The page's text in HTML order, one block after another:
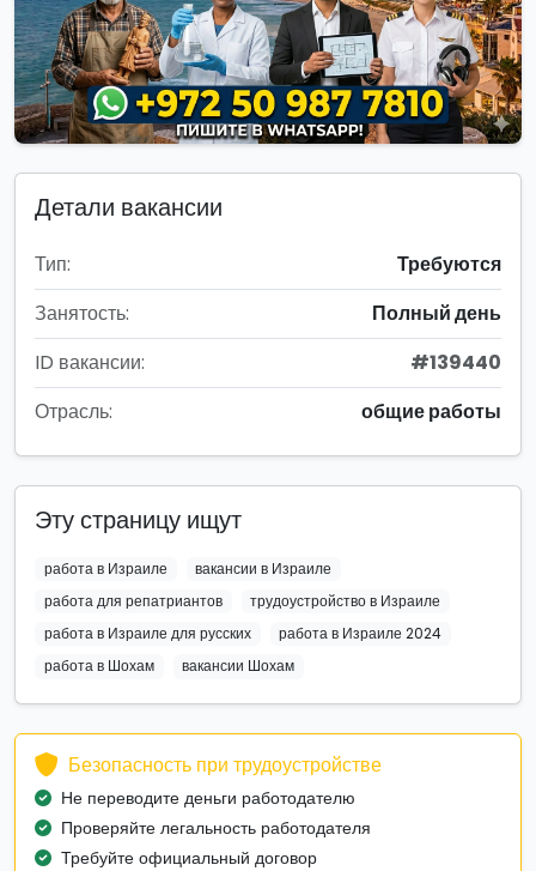
Детали вакансии
Тип:
Требуются
Занятость:
Полный день
ID вакансии:
#139440
Отрасль:
общие работы
Эту страницу ищут
работа в Израиле
вакансии в Израиле
работа для репатриантов
трудоустройство в Израиле
работа в Израиле для русских
работа в Израиле 2024
работа в Шохам
вакансии Шохам
Безопасность при трудоустройстве
Не переводите деньги работодателю
Проверяйте легальность работодателя
Требуйте официальный договор